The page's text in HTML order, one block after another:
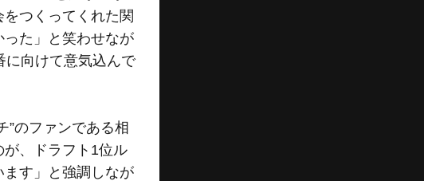
つくってくれた関
た」と笑わせなが
に向けて意気込んで
のファンである相
、ドラフト1位ル
す」と強調しなが